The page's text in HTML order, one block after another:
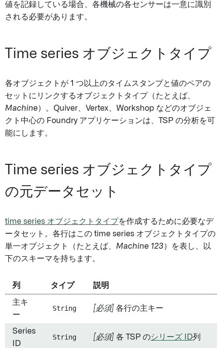
値を記録している場合、各機械の各センサーは一意に識別
される必要があります。
Time series オブジェクトタイプ
各オブジェクトが 1 つ以上のタイムスタンプと値のペアの
セットにリンクするオブジェクトタイプ（たとえば、
Machine）。Quiver、Vertex、Workshop などのオブジェ
クト中心の Foundry アプリケーションは、TSP の分析を可
能にします。
Time series オブジェクトタイプ
の元データセット
time series オブジェクトタイプを作成するために必要なデ
ータセット。各行はこの time series オブジェクトタイプの
単一オブジェクト（たとえば、 Machine 123）を表し、以
下のスキーマを持ちます。
列 タイプ 説明
主キ
ー
String [必須] 各行の主キー
Series
ID
String [必須] 各 TSP のシリーズ ID列